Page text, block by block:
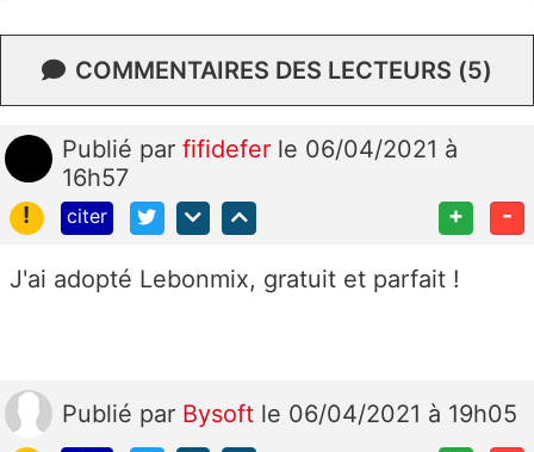
COMMENTAIRES DES LECTEURS (5)
Publié par fifidefer le 06/04/2021 à
16h57
!
citer + -
J'ai adopté Lebonmix, gratuit et parfait !
Publié par Bysoft le 06/04/2021 à 19h05